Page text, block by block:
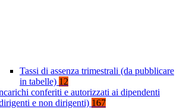
Tassi di assenza trimestrali (da pubblicare
in tabelle) 12
conferiti e autorizzati ai dipendenti
e non dirigenti) 167